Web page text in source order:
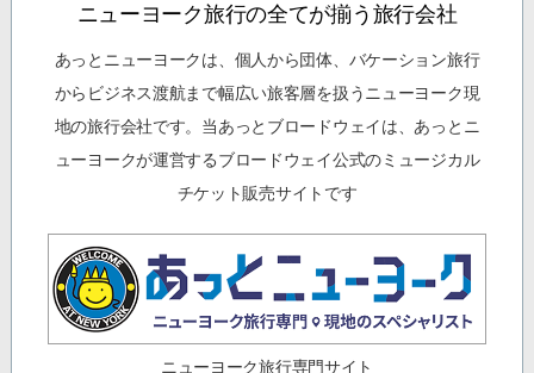
ニューヨーク旅行の全てが揃う旅行会社
あっとニューヨークは、個人から団体、バケーション旅行
からビジネス渡航まで幅広い旅客層を扱うニューヨーク現
地の旅行会社です。当あっとブロードウェイは、あっとニ
ューヨークが運営するブロードウェイ公式のミュージカル
チケット販売サイトです
ニューヨーク旅行専門サイト